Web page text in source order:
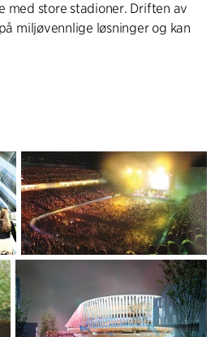
med store stadioner. Driften av
miljøvennlige løsninger og kan